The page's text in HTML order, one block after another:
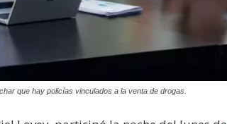
que hay policías vinculados a la venta de drogas.